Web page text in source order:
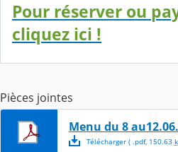
Pour réserver ou
cliquez ici !
Pièces jointes
Menu du 8
Télécharger( .pdf, 150.63